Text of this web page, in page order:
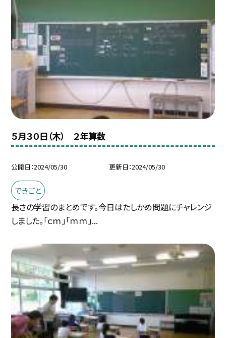
５月３０日（木） ２年算数
公開日 2024/05/30 更新日 2024/05/30
できごと
長さの学習のまとめです。今日はたしかめ問題にチャレンジ
しました。「ｃｍ」「ｍｍ」...